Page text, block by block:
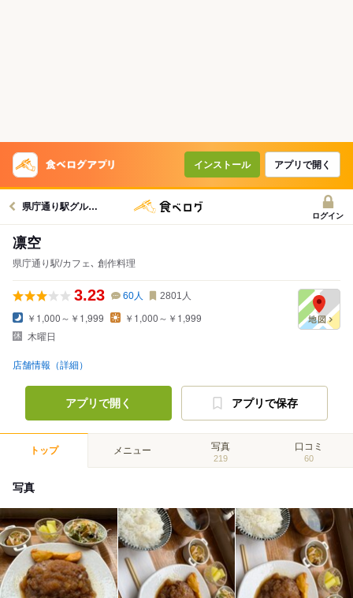
インストール アプリで開く
県庁通り駅グルメへ
ログイン
凛空
県庁通り駅/カフェ､ 創作料理
3.23 60人 2801 人
￥1,000～￥1,999
￥1,000～￥1,999
木曜日
店舗情報（詳細）
アプリで開く アプリで保存
トップ メニュー 写真
219
口コミ
60
写真